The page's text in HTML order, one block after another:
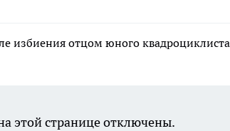
избиения отцом юного квадроциклиста
этой странице отключены.